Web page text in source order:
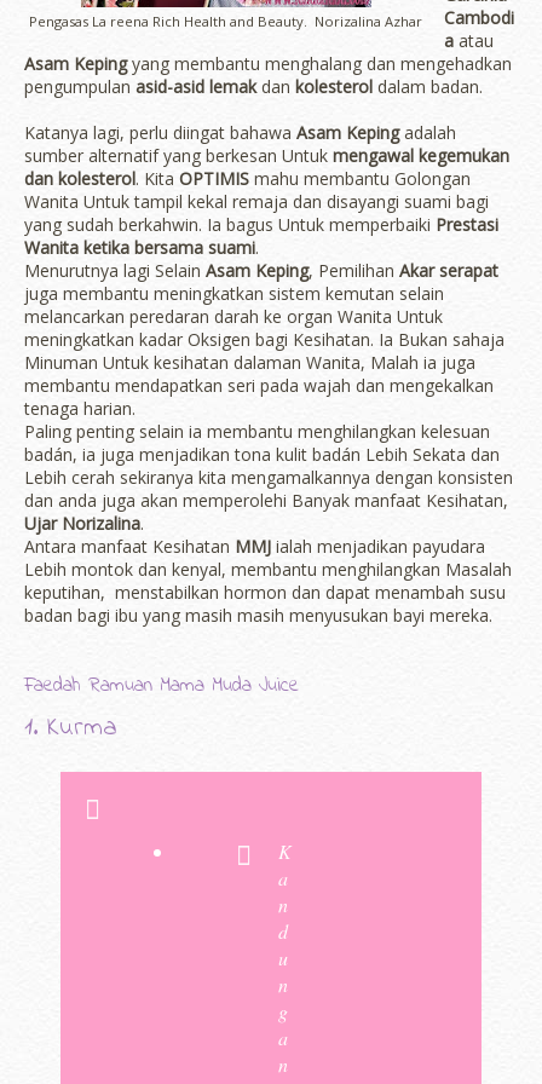
Pengasas La reena Rich Health and Beauty. Norizalina Azhar
Cambodi
a atau
Asam Kepingyang membantu menghalang dan mengehadkan
pengumpulan asid-asid lemakdan kolesterol dalam badan.
Katanya lagi, perlu diingat bahawa Asam Kepingadalah
sumber alternatif yang berkesan Untuk mengawal kegemukan
dan kolesterol. Kita OPTIMIS mahu membantu Golongan
Wanita Untuk tampil kekal remaja dan disayangi suami bagi
yang sudah berkahwin. Ia bagus Untuk memperbaiki Prestasi
Wanita ketika bersama suami.
Menurutnya lagi Selain Asam Keping, Pemilihan Akar serapat
juga membantu meningkatkan sistem kemutan selain
melancarkan peredaran darah ke organ Wanita Untuk
meningkatkan kadar Oksigen bagi Kesihatan. Ia Bukan sahaja
Minuman Untuk kesihatan dalaman Wanita, Malah ia juga
membantu mendapatkan seri pada wajah dan mengekalkan
tenaga harian.
Paling penting selain ia membantu menghilangkan kelesuan
badán, ia juga menjadikan tona kulit badán Lebih Sekata dan
Lebih cerah sekiranya kita mengamalkannya dengan konsisten
dan anda juga akan memperolehi Banyak manfaat Kesihatan,
Ujar Norizalina.
Antara manfaat Kesihatan MMJ ialah menjadikan payudara
Lebih montok dan kenyal, membantu menghilangkan Masalah
keputihan, menstabilkan hormon dan dapat menambah susu
badan bagi ibu yang masih masih menyusukan bayi mereka.
Faedah Ramuan Mama Muda Juice
1. Kurma
K
a
n
d
u
n
g
a
n